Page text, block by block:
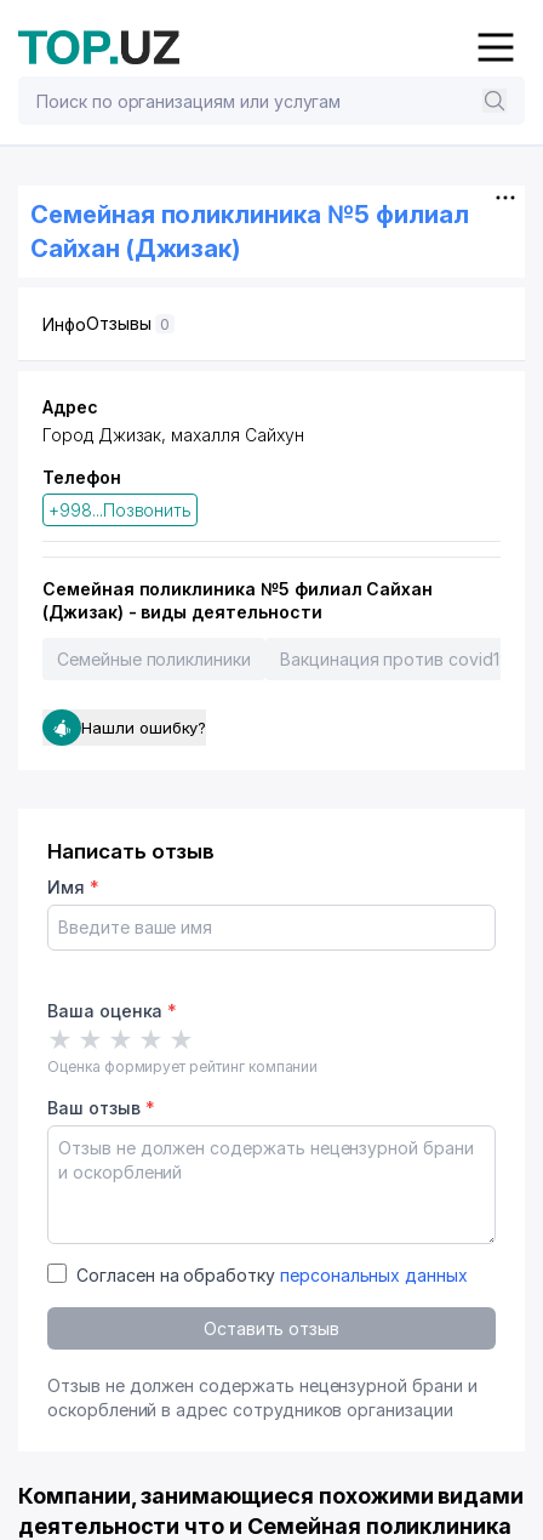
Семейная поликлиника №5 филиал
Сайхан (Джизак)
ИнфоОтзывы 0
Адрес
Город Джизак, махалля Сайхун
Телефон
+998...Позвонить
Семейная поликлиника №5 филиал Сайхан
(Джизак) - виды деятельности
Семейные поликлиники Вакцинация против covid19
Нашли ошибку?
Написать отзыв
Имя *
Ваша оценка *
★ ★ ★ ★ ★
Оценка формирует рейтинг компании
Ваш отзыв *
Согласен на обработку персональных данных
Оставить отзыв
Отзыв не должен содержать нецензурной брани и
оскорблений в адрес сотрудников организации
Компании, занимающиеся похожими видами
деятельности что и Семейная поликлиника